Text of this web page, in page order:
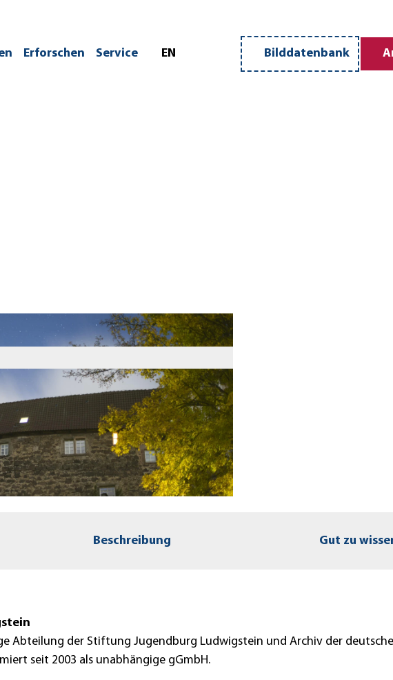
Erforschen Service EN
Merkzettel
Suche
Bilddatenbank
Beschreibung Gut zu
Abteilung der Stiftung Jugendburg Ludwigstein und Archiv der
seit 2003 als unabhängige gGmbH.